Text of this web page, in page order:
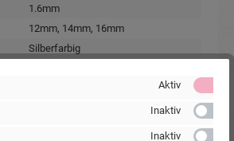
1.6mm
12mm, 14mm, 16mm
Silberfarbig
Michael Jakob, Piercing-Store.com,
Wehrhainer Lindenstr. 28, 04936
Aktiv
Inaktiv
Inaktiv